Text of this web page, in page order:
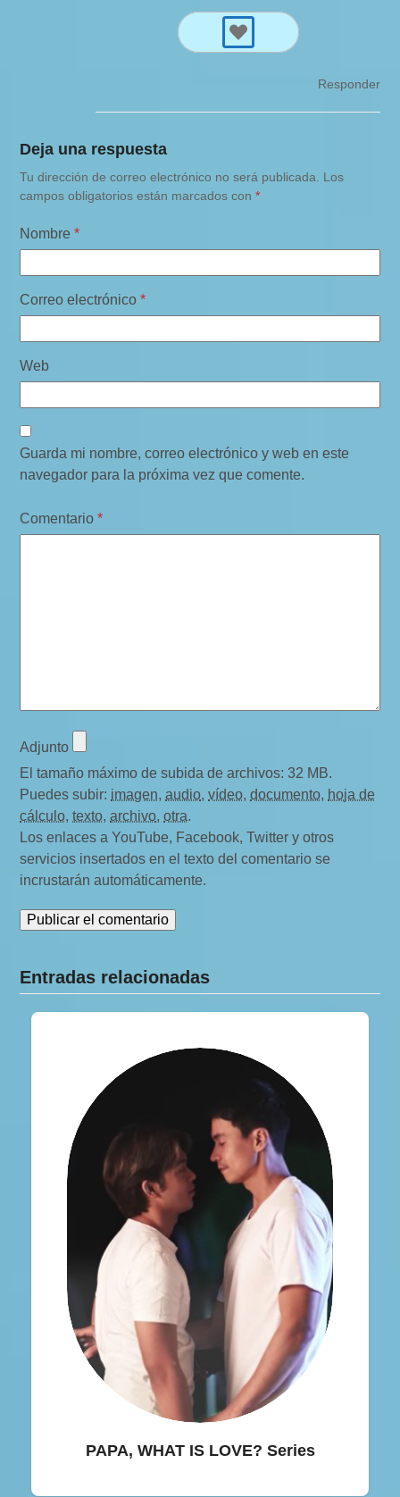
Responder
Deja una respuesta
Tu dirección de correo electrónico no será publicada. Los
campos obligatorios están marcados con*
Nombre*
Correo electrónico*
Web
Guarda mi nombre, correo electrónico y web en este
navegador para la próxima vez que comente.
Comentario*
Adjunto
El tamaño máximo de subida de archivos: 32 MB.
Puedes subir: imagen,audio,vídeo,documento, hoja de
cálculo,texto,archivo,otra.
Los enlaces a YouTube, Facebook, Twitter y otros
servicios insertados en el texto del comentario se
incrustarán automáticamente.
Entradas relacionadas
PAPA, WHAT IS LOVE? Series